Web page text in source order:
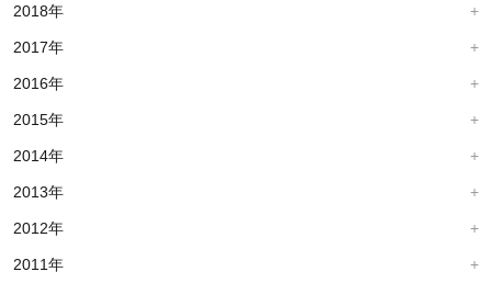
2018年
2017年
2016年
2015年
2014年
2013年
2012年
2011年